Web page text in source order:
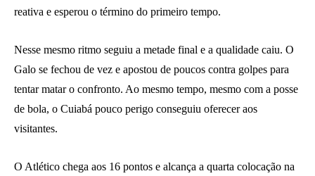
reativa e esperou o término do primeiro tempo.
Nesse mesmo ritmo seguiu a metade final e a qualidade caiu. O
Galo se fechou de vez e apostou de poucos contra golpes para
tentar matar o confronto. Ao mesmo tempo, mesmo com a posse
de bola, o Cuiabá pouco perigo conseguiu oferecer aos
visitantes.
O Atlético chega aos 16 pontos e alcança a quarta colocação na